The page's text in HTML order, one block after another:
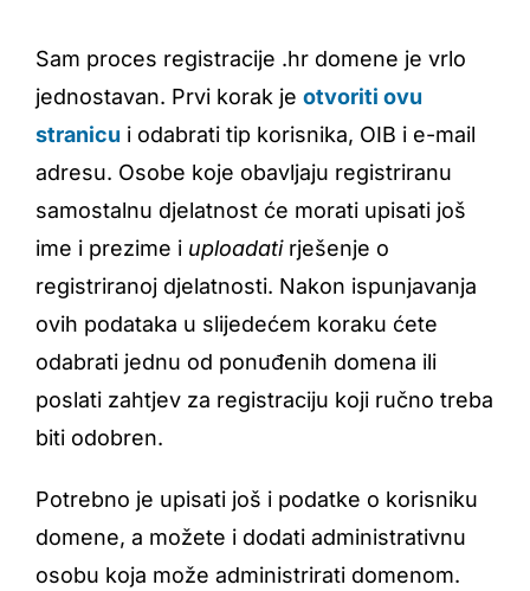
Sam proces registracije .hr domene je vrlo
jednostavan. Prvi korak je otvoriti ovu
stranicu i odabrati tip korisnika, OIB i e-mail
adresu. Osobe koje obavljaju registriranu
samostalnu djelatnost će morati upisati još
ime i prezime i uploadatirješenje o
registriranoj djelatnosti. Nakon ispunjavanja
ovih podataka u slijedećem koraku ćete
odabrati jednu od ponuđenih domena ili
poslati zahtjev za registraciju koji ručno treba
biti odobren.
Potrebno je upisati još i podatke o korisniku
domene, a možete i dodati administrativnu
osobu koja može administrirati domenom.